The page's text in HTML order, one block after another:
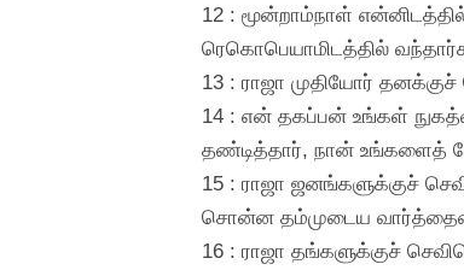
12 : மூன்றாம்நாள்
ரெகொபெயாமிடத்தில்
13 : ராஜா முதியோர்
14 : என் தகப்பன் உங்கள்
தண்டித்தார், நான் உங்களைத்
15 : ராஜா ஜனங்களுக்குச்
சொன்ன தம்முடைய வார்த்தையை
16 : ராஜா தங்களுக்குச்